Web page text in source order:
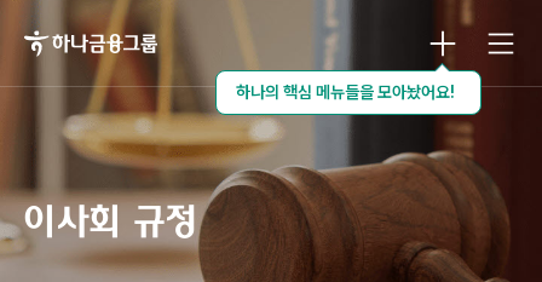
하나금융그룹
하나의 핵심 메뉴들을 모아놨어요!
이사회 규정